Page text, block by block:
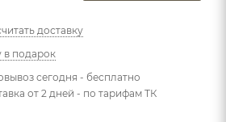
доставку
в подарок
сегодня - бесплатно
от 2 дней - по тарифам ТК